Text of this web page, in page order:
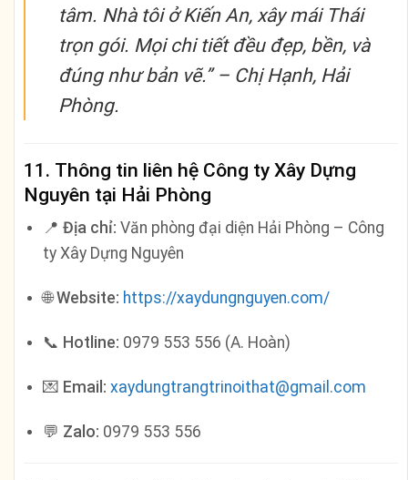
tâm. Nhà tôi ở Kiến An, xây mái Thái
trọn gói. Mọi chi tiết đều đẹp, bền, và
đúng như bản vẽ.” – Chị Hạnh, Hải
Phòng.
11. Thông tin liên hệ Công ty Xây Dựng
Nguyên tại Hải Phòng
📍 Địa chỉ: Văn phòng đại diện Hải Phòng – Công
ty Xây Dựng Nguyên
🌐Website: https://xaydungnguyen.com/
📞 Hotline: 0979 553 556 (A. Hoàn)
💌 Email: xaydungtrangtrinoithat@gmail.com
💬 Zalo: 0979 553 556